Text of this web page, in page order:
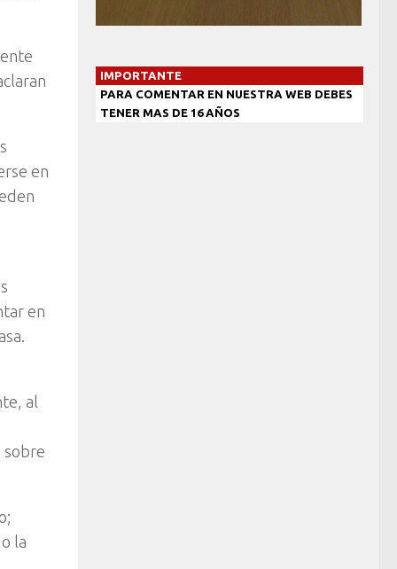
en
en
al
sobre
la
IMPORTANTE
PARA COMENTAR EN NUESTRA WEB DEBES
TENER MAS DE 16 AÑOS